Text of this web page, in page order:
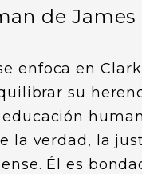
de James
enfoca en
su
la verdad, la
Él es